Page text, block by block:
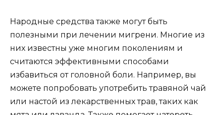
Народные средства также могут быть
полезными при лечении мигрени. Многие из
них известны уже многим поколениям и
считаются эффективными способами
избавиться от головной боли. Например, вы
можете попробовать употребить травяной чай
или настой из лекарственных трав, таких как